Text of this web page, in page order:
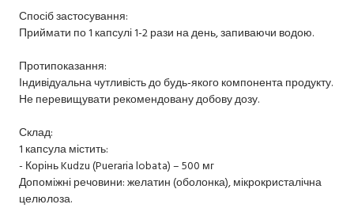
Спосіб застосування:
Приймати по 1 капсулі 1-2 рази на день, запиваючи водою.
Протипоказання:
Індивідуальна чутливість до будь-якого компонента продукту.
Не перевищувати рекомендовану добову дозу.
Склад:
1 капсула містить:
- Корінь Kudzu (Pueraria lobata) – 500 мг
Допоміжні речовини: желатин (оболонка), мікрокристалічна
целюлоза.